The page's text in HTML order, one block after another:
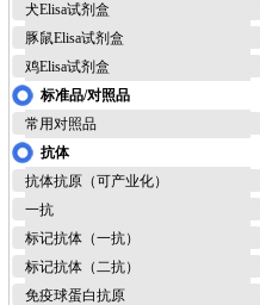
犬Elisa试剂盒
豚鼠Elisa试剂盒
鸡Elisa试剂盒
标准品/对照品
常用对照品
抗体
抗体抗原（可产业化）
一抗
标记抗体（一抗）
标记抗体（二抗）
免疫球蛋白抗原